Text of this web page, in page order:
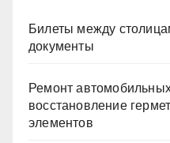
Билеты между
документы
Ремонт
восстановление
элементов